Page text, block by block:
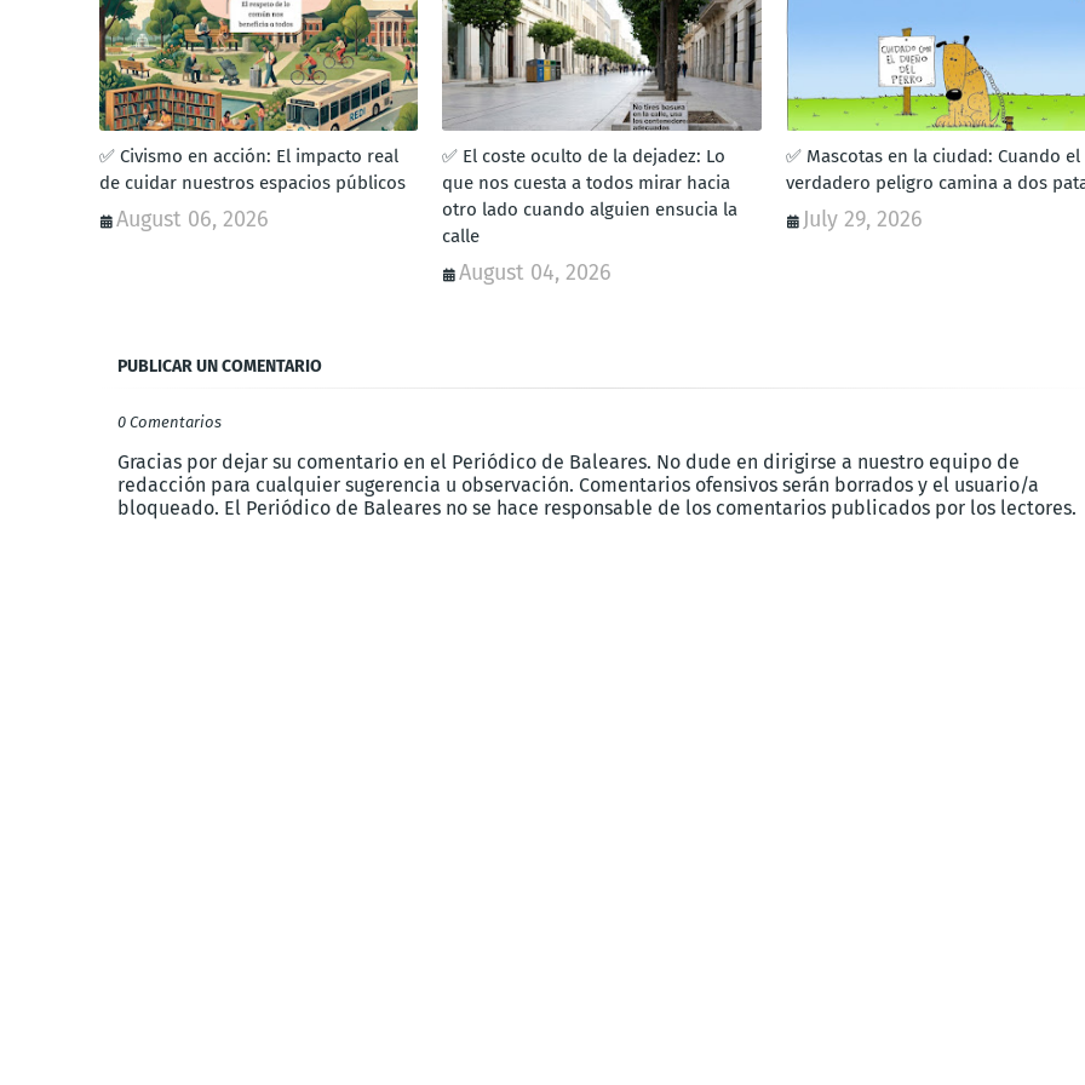
✅ Civismo en acción: El impacto real
de cuidar nuestros espacios públicos
August 06, 2026
✅ El coste oculto de la dejadez: Lo
que nos cuesta a todos mirar hacia
otro lado cuando alguien ensucia la
calle
August 04, 2026
✅ Mascotas en la ciudad: Cuando el
verdadero peligro camina a dos
July 29, 2026
PUBLICAR UN COMENTARIO
0 Comentarios
Gracias por dejar su comentario en el Periódico de Baleares. No dude en dirigirse a nuestro equipo de
redacción para cualquier sugerencia u observación. Comentarios ofensivos serán borrados y el usuario/a
bloqueado. El Periódico de Baleares no se hace responsable de los comentarios publicados por los lectores.